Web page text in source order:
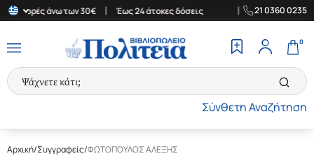
αγορές άνω των 30€ Έως 24 άτοκες δόσεις Δωρεάν
21 0360 0235
Σύνθετη Αναζήτηση
0
Αρχική/Συγγραφείς/ΦΩΤΟΠΟΥΛΟΣ ΑΛΕΞΗΣ